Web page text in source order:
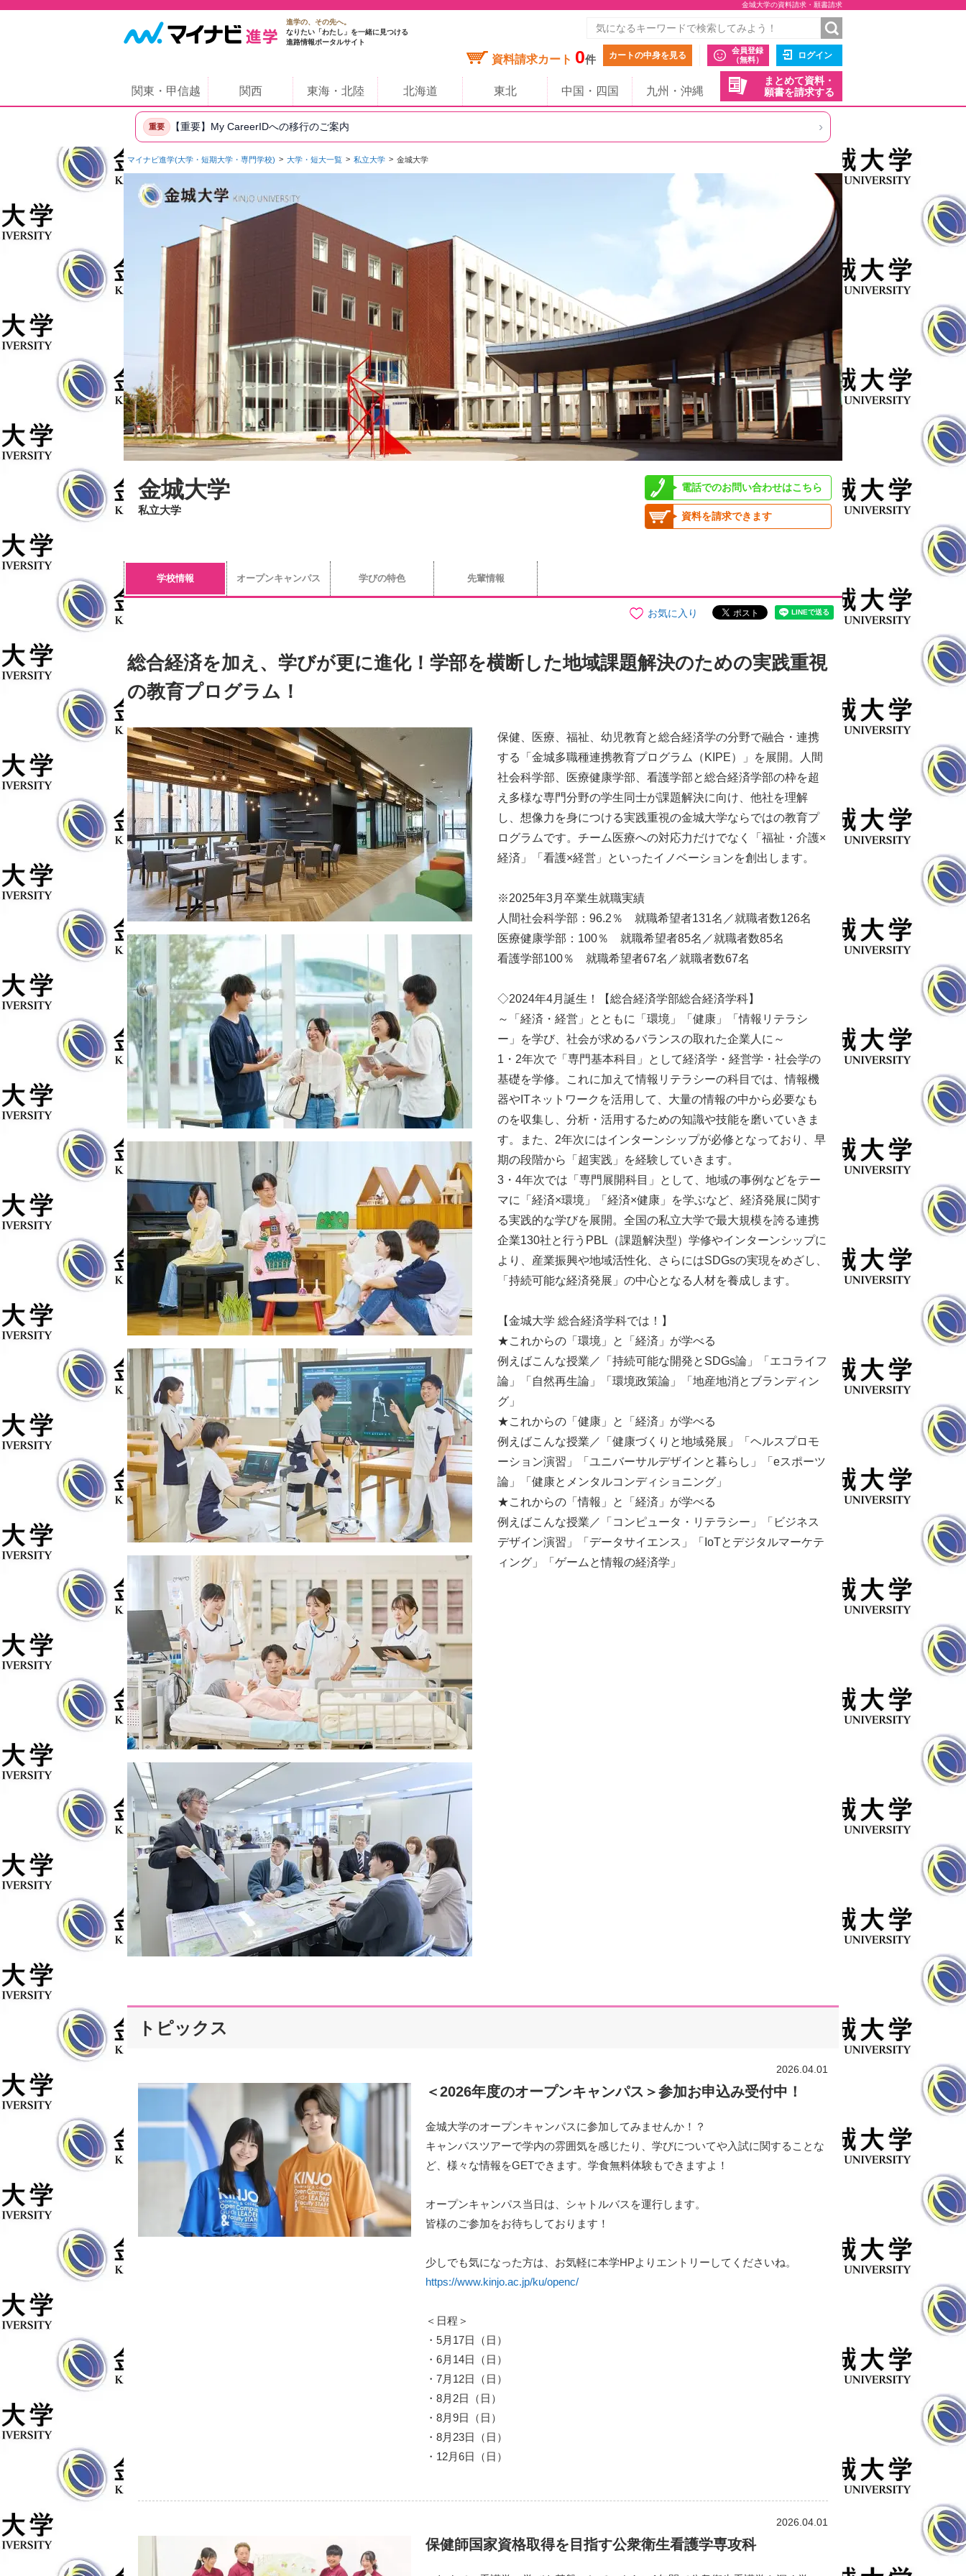
金城大学の資料請求・願書請求
進学の、その先へ。
なりたい「わたし」を一緒に見つける
進路情報ポータルサイト
資料請求カート 0件 カートの中身を見る
会員登録
（無料）
ログイン
まとめて資料・
願書を請求する
関東・甲信越 関西 東海・北陸 北海道 東北 中国・四国 九州・沖縄
重要 【重要】My CareerIDへの移行のご案内 ›
マイナビ進学(大学・短期大学・専門学校) 大学・短大一覧 私立大学 金城大学
金城大学
私立大学
電話でのお問い合わせはこちら
資料を請求できます
学校情報 オープンキャンパス 学びの特色 先輩情報
お気に入り
総合経済を加え、学びが更に進化！学部を横断した地域課題解決のための実践重視
の教育プログラム！
保健、医療、福祉、幼児教育と総合経済学の分野で融合・連携
する「金城多職種連携教育プログラム（KIPE）」を展開。人間
社会科学部、医療健康学部、看護学部と総合経済学部の枠を超
え多様な専門分野の学生同士が課題解決に向け、他社を理解
し、想像力を身につける実践重視の金城大学ならではの教育プ
ログラムです。チーム医療への対応力だけでなく「福祉・介護×
経済」「看護×経営」といったイノベーションを創出します。
※2025年3月卒業生就職実績
人間社会科学部：96.2％ 就職希望者131名／就職者数126名
医療健康学部：100％ 就職希望者85名／就職者数85名
看護学部100％ 就職希望者67名／就職者数67名
◇2024年4月誕生！【総合経済学部総合経済学科】
～「経済・経営」とともに「環境」「健康」「情報リテラシ
ー」を学び、社会が求めるバランスの取れた企業⼈に～
1・2年次で「専門基本科目」として経済学・経営学・社会学の
基礎を学修。これに加えて情報リテラシーの科目では、情報機
器やITネットワークを活用して、大量の情報の中から必要なも
のを収集し、分析・活用するための知識や技能を磨いていきま
す。また、2年次にはインターンシップが必修となっており、早
期の段階から「超実践」を経験していきます。
3・4年次では「専門展開科目」として、地域の事例などをテー
マに「経済×環境」「経済×健康」を学ぶなど、経済発展に関す
る実践的な学びを展開。全国の私立大学で最大規模を誇る連携
企業130社と行うPBL（課題解決型）学修やインターンシップに
より、産業振興や地域活性化、さらにはSDGsの実現をめざし、
「持続可能な経済発展」の中心となる人材を養成します。
【金城大学 総合経済学科では！】
★これからの「環境」と「経済」が学べる
例えばこんな授業／「持続可能な開発とSDGs論」「エコライフ
論」「自然再生論」「環境政策論」「地産地消とブランディン
グ」
★これからの「健康」と「経済」が学べる
例えばこんな授業／「健康づくりと地域発展」「ヘルスプロモ
ーション演習」「ユニバーサルデザインと暮らし」「eスポーツ
論」「健康とメンタルコンディショニング」
★これからの「情報」と「経済」が学べる
例えばこんな授業／「コンピュータ・リテラシー」「ビジネス
デザイン演習」「データサイエンス」「IoTとデジタルマーケテ
ィング」「ゲームと情報の経済学」
トピックス
2026.04.01
＜2026年度のオープンキャンパス＞参加お申込み受付中！
金城大学のオープンキャンパスに参加してみませんか！？
キャンパスツアーで学内の雰囲気を感じたり、学びについてや入試に関することな
ど、様々な情報をGETできます。学食無料体験もできますよ！
オープンキャンパス当日は、シャトルバスを運行します。
皆様のご参加をお待ちしております！
少しでも気になった方は、お気軽に本学HPよりエントリーしてくださいね。
https://www.kinjo.ac.jp/ku/openc/
＜日程＞
・5月17日（日）
・6月14日（日）
・7月12日（日）
・8月2日（日）
・8月9日（日）
・8月23日（日）
・12月6日（日）
2026.04.01
保健師国家資格取得を目指す公衆衛生看護学専攻科